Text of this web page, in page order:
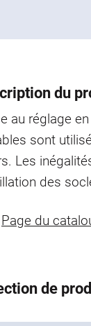
du
au réglage
sont
Les
des
Page du
de